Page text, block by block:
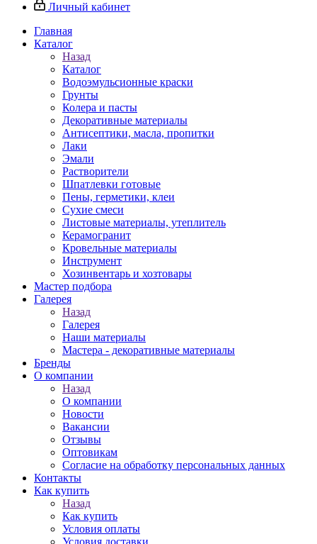
Личный кабинет
Главная
Каталог
Назад
Каталог
Водоэмульсионные краски
Грунты
Колера и пасты
Декоративные материалы
Антисептики, масла, пропитки
Лаки
Эмали
Растворители
Шпатлевки готовые
Пены, герметики, клеи
Сухие смеси
Листовые материалы, утеплитель
Керамогранит
Кровельные материалы
Инструмент
Хозинвентарь и хозтовары
Мастер подбора
Галерея
Назад
Галерея
Наши материалы
Мастера - декоративные материалы
Бренды
О компании
Назад
О компании
Новости
Вакансии
Отзывы
Оптовикам
Cогласие на обработку персональных данных
Контакты
Как купить
Назад
Как купить
Условия оплаты
Условия доставки